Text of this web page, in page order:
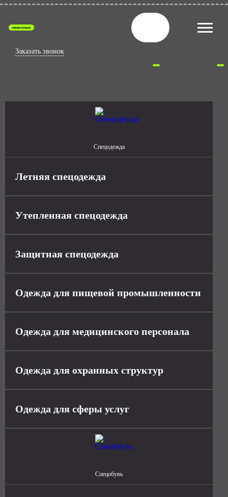
спецодежда
Заказать звонок
Спецодежда
Летняя спецодежда
Утепленная спецодежда
Защитная спецодежда
Одежда для пищевой промышленности
Одежда для медицинского персонала
Одежда для охранных структур
Одежда для сферы услуг
Спецобувь